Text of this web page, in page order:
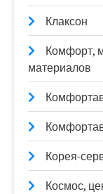
Клаксон
Комфорт,
материалов
Корея-
Космос,